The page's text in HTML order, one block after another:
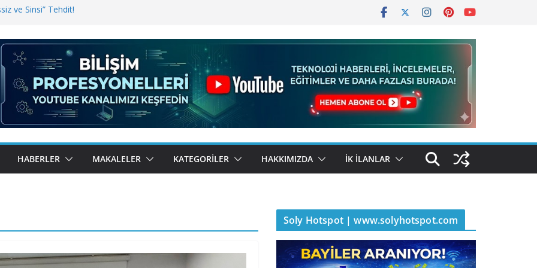
ve Sinsi” Tehdit!
Bugün BulutTahsilat’ta
Kemal Oral Tüm Sorularımızı
HABERLER MAKALELER KATEGORILER HAKKIMIZDA İK İLANLAR
Soly Hotspot | www.solyhotspot.com